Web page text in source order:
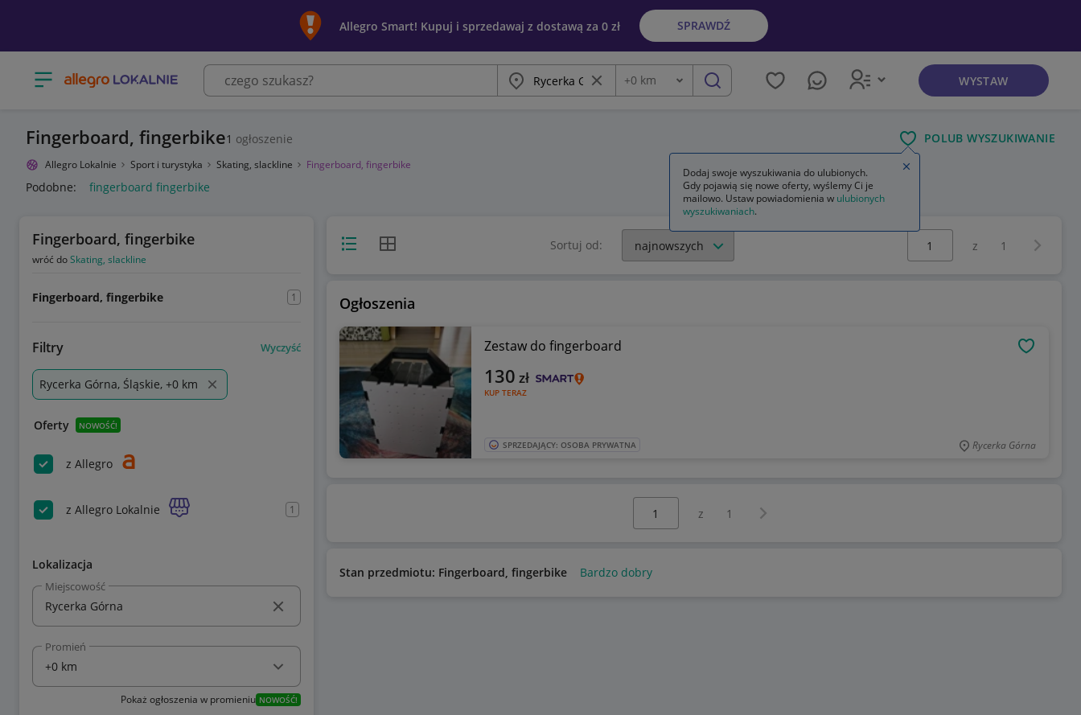
Allegro Smart! Kupuj i sprzedawaj z dostawą za 0 zł SPRAWDŹ
Otwórz menu z kategoriami Miasto Wyczyść frazę
Odległość
+0 km szukaj WYSTAW
Fingerboard, fingerbike1 ogłoszenie POLUB WYSZUKIWANIE
Allegro Lokalnie Sport i turystyka Skating, slackline Fingerboard, fingerbike
Podobne: fingerboard fingerbike
Fingerboard, fingerbike
wróć doSkating, slackline
Fingerboard, fingerbike 1
Filtry Wyczyść
Rycerka Górna, Śląskie, +0 km
Oferty NOWOŚĆ!
z Allegro
z Allegro Lokalnie 1
Lokalizacja
Miejscowość
Promień
Pokaż ogłoszenia w promieniu NOWOŚĆ!
Widok listyWidok siatki Sortuj od:
Wybierz stronę:
z 1
Ogłoszenia
Zestaw do fingerboard
KUP TERAZ
130 zł
SPRZEDAJĄCY: OSOBA PRYWATNA Rycerka Górna
z 1 Następna strona
Stan przedmiotu: Fingerboard, fingerbike Bardzo dobry
Dodaj swoje wyszukiwania do ulubionych.
Gdy pojawią się nowe oferty, wyślemy Ci je
mailowo. Ustaw powiadomienia w ulubionych
wyszukiwaniach.
Zamknij wskazówkę